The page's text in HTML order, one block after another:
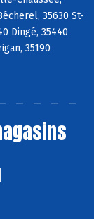
35630 St-
Dingé, 35440
35190